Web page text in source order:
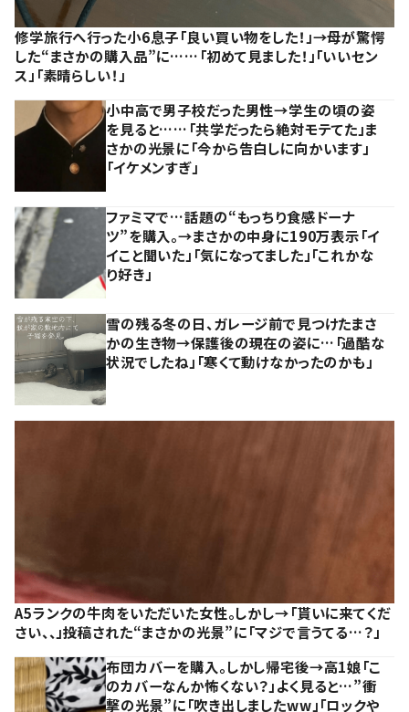
修学旅行へ行った小6息子「良い買い物をした！」→母が驚愕
した“まさかの購入品”に……「初めて見ました！」「いいセン
ス」「素晴らしい！」
小中高で男子校だった男性→学生の頃の姿
を見ると……「共学だったら絶対モテてた」ま
さかの光景に「今から告白しに向かいます」
「イケメンすぎ」
ファミマで…話題の“もっちり食感ドーナ
ツ”を購入。→まさかの中身に190万表示「イ
イこと聞いた」「気になってました」「これかな
り好き」
雪の残る冬の日、ガレージ前で見つけたまさ
かの生き物→保護後の現在の姿に…「過酷な
状況でしたね」「寒くて動けなかったのかも」
A5ランクの牛肉をいただいた女性。しかし→「貰いに来てくだ
さい、、」投稿された“まさかの光景”に「マジで言うてる…？」
布団カバーを購入。しかし帰宅後→高1娘「こ
のカバーなんか怖くない？」よく見ると…”衝
撃の光景”に「吹き出しましたww」「ロックや